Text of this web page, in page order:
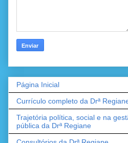
Página Inicial
Currículo completo da Drª
Trajetória política, social e na
pública da Drª Regiane